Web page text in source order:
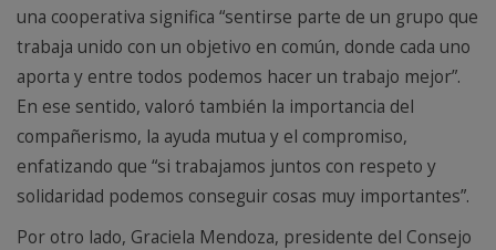
una cooperativa significa “sentirse parte de un grupo que
trabaja unido con un objetivo en común, donde cada uno
aporta y entre todos podemos hacer un trabajo mejor”.
En ese sentido, valoró también la importancia del
compañerismo, la ayuda mutua y el compromiso,
enfatizando que “si trabajamos juntos con respeto y
solidaridad podemos conseguir cosas muy importantes”.
Por otro lado, Graciela Mendoza, presidente del Consejo